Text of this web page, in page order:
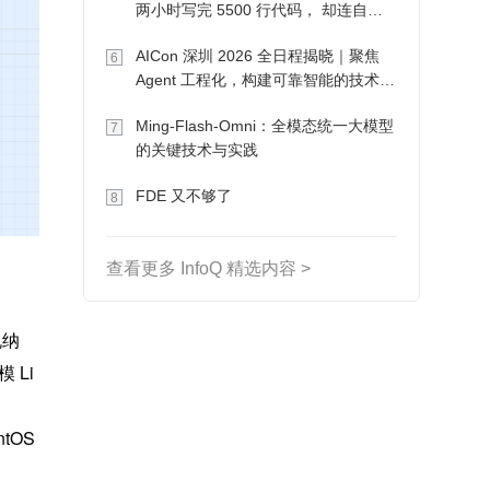
Li
两小时写完 5500 行代码， 却连自己
6
AICon 深圳 2026 全日程揭晓｜聚焦
Agent 工程化，构建可靠智能的技术路
7
Ming-Flash-Omni：全模态统一大模型
的关键技术与实践
8 FDE 又不够了
查看更多 InfoQ 精选内容 >